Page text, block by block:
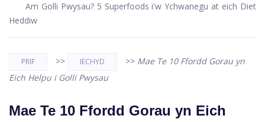
Am Golli Pwysau? 5 Superfoods i'w Ychwanegu at eich Diet
Heddiw
PRIF >> IECHYD >> Mae Te 10 Ffordd Gorau yn
Eich Helpu i Golli Pwysau
Mae Te 10 Ffordd Gorau yn Eich